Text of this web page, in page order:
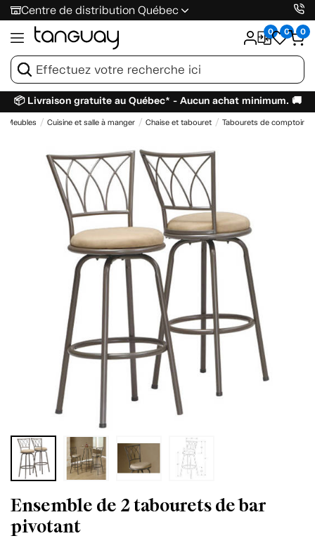
Centre de distribution Québec
0 0 0
📦 Livraison gratuite au Québec* - Aucun achat minimum. 🚚
Meubles Cuisine et salle à manger Chaise et tabouret Tabourets de comptoir
Ensemble de 2 tabourets de bar
pivotant